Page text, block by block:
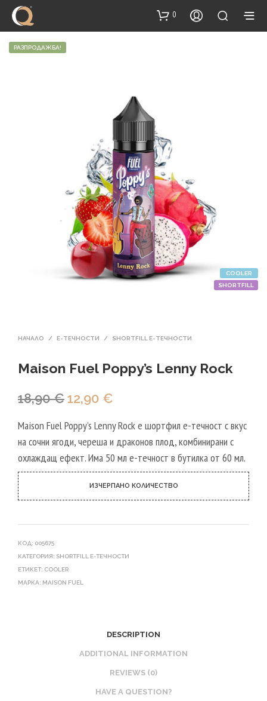
content
0
SHORTFILL
COOLER
РАЗПРОДАЖБА!
НАЧАЛО / Е-ТЕЧНОСТИ / SHORTFILL Е-ТЕЧНОСТИ
Maison Fuel Poppy’s Lenny Rock
18,90€Original
was:
18,90 €.
12,90 €
е:
12,90 €.
Maison Fuel Poppy’s Lenny Rock е шортфил е-течност с вкус
на сочни ягоди, череша и драконов плод, комбинирани с
охлаждащ ефект. Има 50 мл е-течност в бутилка от 60 мл.
ИЗЧЕРПАНО КОЛИЧЕСТВО
КОД: 005675
КАТЕГОРИЯ: SHORTFILL Е-ТЕЧНОСТИ
ЕТИКЕТ: COOLER
МАРКА: MAISON FUEL
DESCRIPTION
ADDITIONAL INFORMATION
REVIEWS (0)
HAVE A QUESTION?